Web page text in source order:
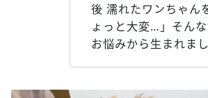
後 濡れたワンちゃん
ょっと大変…」そん
お悩みから生まれまし